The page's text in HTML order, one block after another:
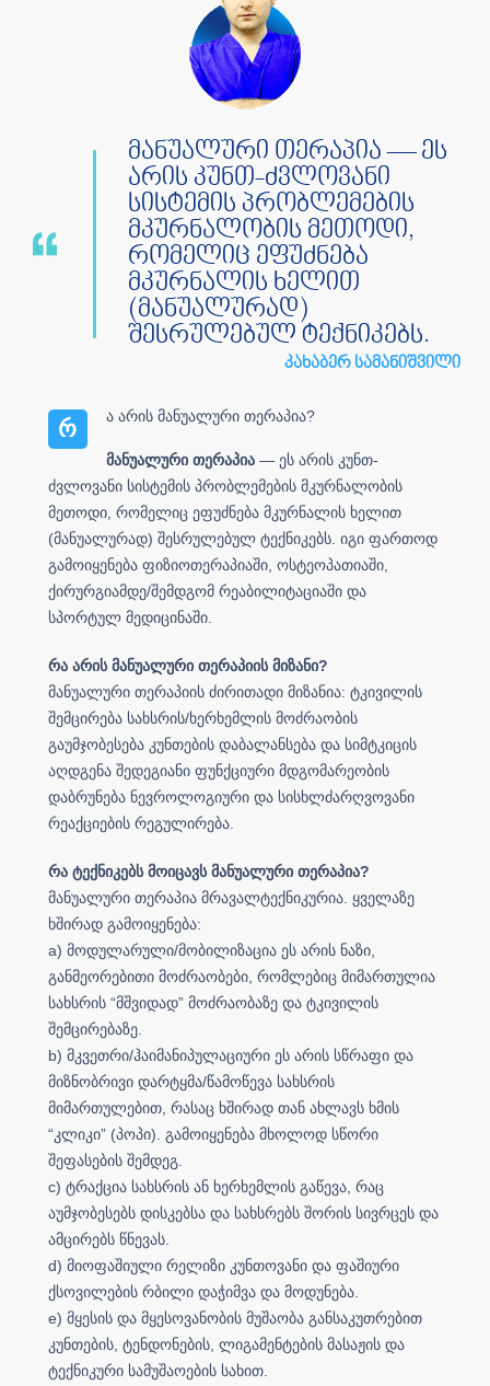
მანუალური თერაპია — ეს
არის კუნთ-ძვლოვანი
სისტემის პრობლემების
მკურნალობის მეთოდი,
რომელიც ეფუძნება
მკურნალის ხელით
(მანუალურად)
შესრულებულ ტექნიკებს.
კახაბერ სამანიშვილი
რ ა არის მანუალური თერაპია?
მანუალური თერაპია— ეს არის კუნთ-
ძვლოვანი სისტემის პრობლემების მკურნალობის
მეთოდი, რომელიც ეფუძნება მკურნალის ხელით
(მანუალურად) შესრულებულ ტექნიკებს. იგი ფართოდ
გამოიყენება ფიზიოთერაპიაში, ოსტეოპათიაში,
ქირურგიამდე/შემდგომ რეაბილიტაციაში და
სპორტულ მედიცინაში.
რა არის მანუალური თერაპიის მიზანი?
მანუალური თერაპიის ძირითადი მიზანია: ტკივილის
შემცირება სახსრის/ხერხემლის მოძრაობის
გაუმჯობესება კუნთების დაბალანსება და სიმტკიცის
აღდგენა შედეგიანი ფუნქციური მდგომარეობის
დაბრუნება ნევროლოგიური და სისხლძარღვოვანი
რეაქციების რეგულირება.
რა ტექნიკებს მოიცავს მანუალური თერაპია?
მანუალური თერაპია მრავალტექნიკურია. ყველაზე
ხშირად გამოიყენება:
a) მოდულარული/მობილიზაცია ეს არის ნაზი,
განმეორებითი მოძრაობები, რომლებიც მიმართულია
სახსრის “მშვიდად” მოძრაობაზე და ტკივილის
შემცირებაზე.
b) მკვეთრი/ჰაიმანიპულაციური ეს არის სწრაფი და
მიზნობრივი დარტყმა/წამოწევა სახსრის
მიმართულებით, რასაც ხშირად თან ახლავს ხმის
“კლიკი” (პოპი). გამოიყენება მხოლოდ სწორი
შეფასების შემდეგ.
c) ტრაქცია სახსრის ან ხერხემლის გაწევა, რაც
აუმჯობესებს დისკებსა და სახსრებს შორის სივრცეს და
ამცირებს წნევას.
d) მიოფაშიული რელიზი კუნთოვანი და ფაშიური
ქსოვილების რბილი დაჭიმვა და მოდუნება.
e) მყესის და მყესოვანობის მუშაობა განსაკუთრებით
კუნთების, ტენდონების, ლიგამენტების მასაჟის და
ტექნიკური სამუშაოების სახით.